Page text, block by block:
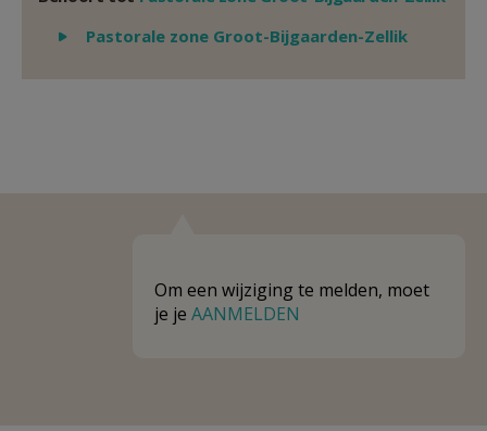
Weergeven
Pastorale zone Groot-Bijgaarden-Zellik
Om een wijziging te melden, moet
je je AANMELDEN